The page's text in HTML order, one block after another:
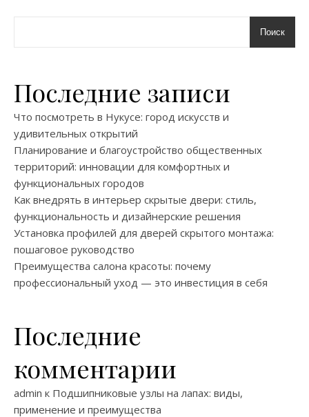
Поиск
Последние записи
Что посмотреть в Нукусе: город искусств и
удивительных открытий
Планирование и благоустройство общественных
территорий: инновации для комфортных и
функциональных городов
Как внедрять в интерьер скрытые двери: стиль,
функциональность и дизайнерские решения
Установка профилей для дверей скрытого монтажа:
пошаговое руководство
Преимущества салона красоты: почему
профессиональный уход — это инвестиция в себя
Последние
комментарии
admin к Подшипниковые узлы на лапах: виды,
применение и преимущества